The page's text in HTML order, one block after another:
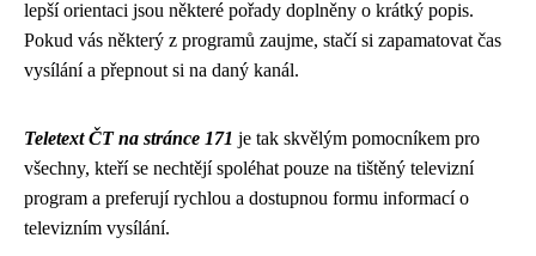
lepší orientaci jsou některé pořady doplněny o krátký popis.
Pokud vás některý z programů zaujme, stačí si zapamatovat čas
vysílání a přepnout si na daný kanál.
Teletext ČT na stránce 171 je tak skvělým pomocníkem pro
všechny, kteří se nechtějí spoléhat pouze na tištěný televizní
program a preferují rychlou a dostupnou formu informací o
televizním vysílání.